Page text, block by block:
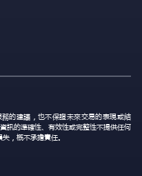
的建議，也不保證未來交易的表現或結
訊的準確性、有效性或完整性不提供任何
，概不承擔責任。